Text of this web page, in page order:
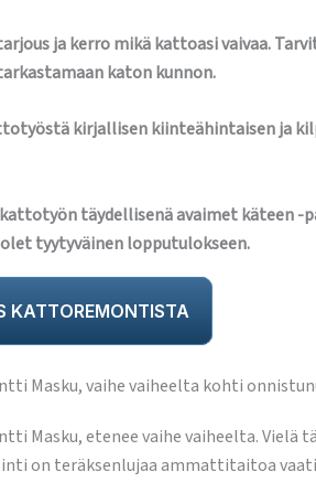
ja kerro mikä kattoasi vaivaa.
katon kunnon.
kirjallisen kiinteähintaisen ja
täydellisenä avaimet käteen -
tyytyväinen lopputulokseen.
KATTOREMONTISTA
Masku, vaihe vaiheelta kohti
Masku, etenee vaihe vaiheelta. Vielä
on teräksenlujaa ammattitaitoa